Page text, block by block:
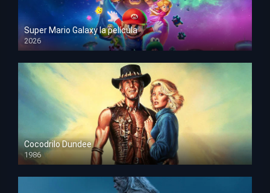
Super Mario Galaxy la película
2026
HD 1080p
Cocodrilo Dundee
1986
HD 1080p